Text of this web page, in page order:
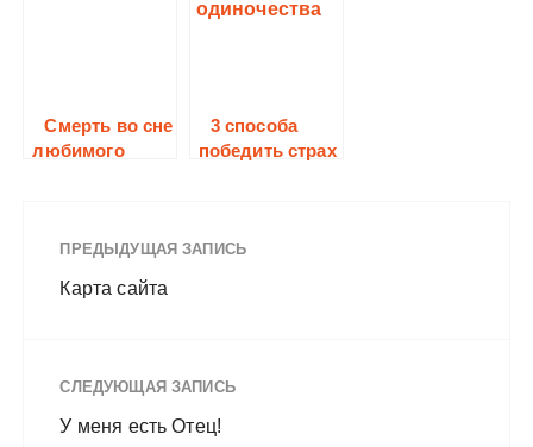
Смерть во сне
любимого
3 способа
победить страх
ПРЕДЫДУЩАЯ ЗАПИСЬ
Карта сайта
СЛЕДУЮЩАЯ ЗАПИСЬ
У меня есть Отец!